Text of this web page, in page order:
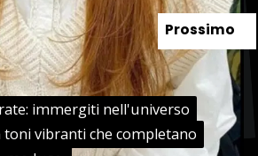
immergiti nell'universo
toni vibranti che completano
immergiti nell'universo
toni vibranti che completano
Prossimo